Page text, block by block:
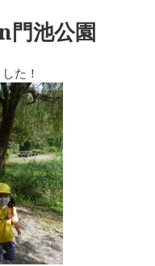
池公園
た！